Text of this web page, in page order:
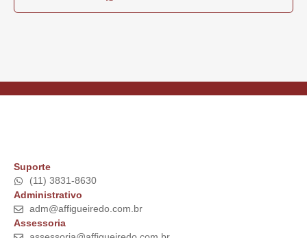
Suporte
(11) 3831-8630
Administrativo
adm@affigueiredo.com.br
Assessoria